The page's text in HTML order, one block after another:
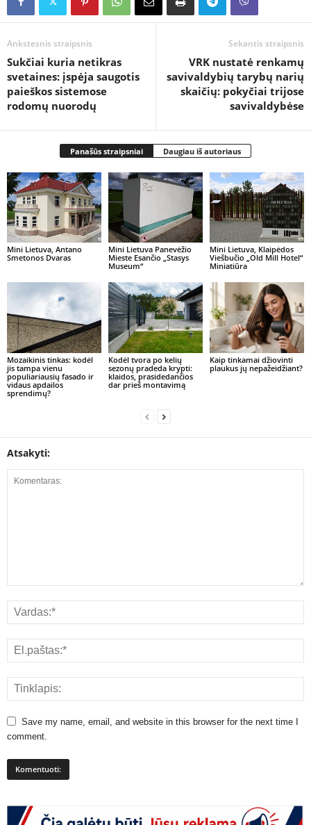
Ankstesnis straipsnis
Sukčiai kuria netikras
svetaines: įspėja saugotis
paieškos sistemose
rodomų nuorodų
Sekantis straipsnis
VRK nustatė renkamų
savivaldybių tarybų narių
skaičių: pokyčiai trijose
savivaldybėse
Panašūs straipsniai Daugiau iš autoriaus
Mini Lietuva, Antano
Smetonos Dvaras
Mini Lietuva Panevėžio
Mieste Esančio „Stasys
Museum“
Mini Lietuva, Klaipėdos
Viešbučio „Old Mill Hotel“
Miniatiūra
Mozaikinis tinkas: kodėl
jis tampa vienu
populiariausių fasado ir
vidaus apdailos
sprendimų?
Kodėl tvora po kelių
sezonų pradeda krypti:
klaidos, prasidedančios
dar prieš montavimą
Kaip tinkamai džiovinti
plaukus jų nepažeidžiant?
Atsakyti:
Save my name, email, and website in this browser for the next time I
comment.